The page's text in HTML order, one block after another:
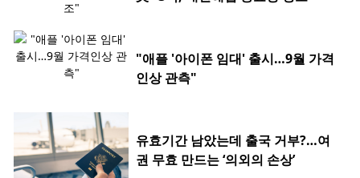
"애플 '아이폰 임대' 출시…9월 가격
인상 관측"
유효기간 남았는데 출국 거부?…여
권 무효 만드는 ‘의외의 손상’